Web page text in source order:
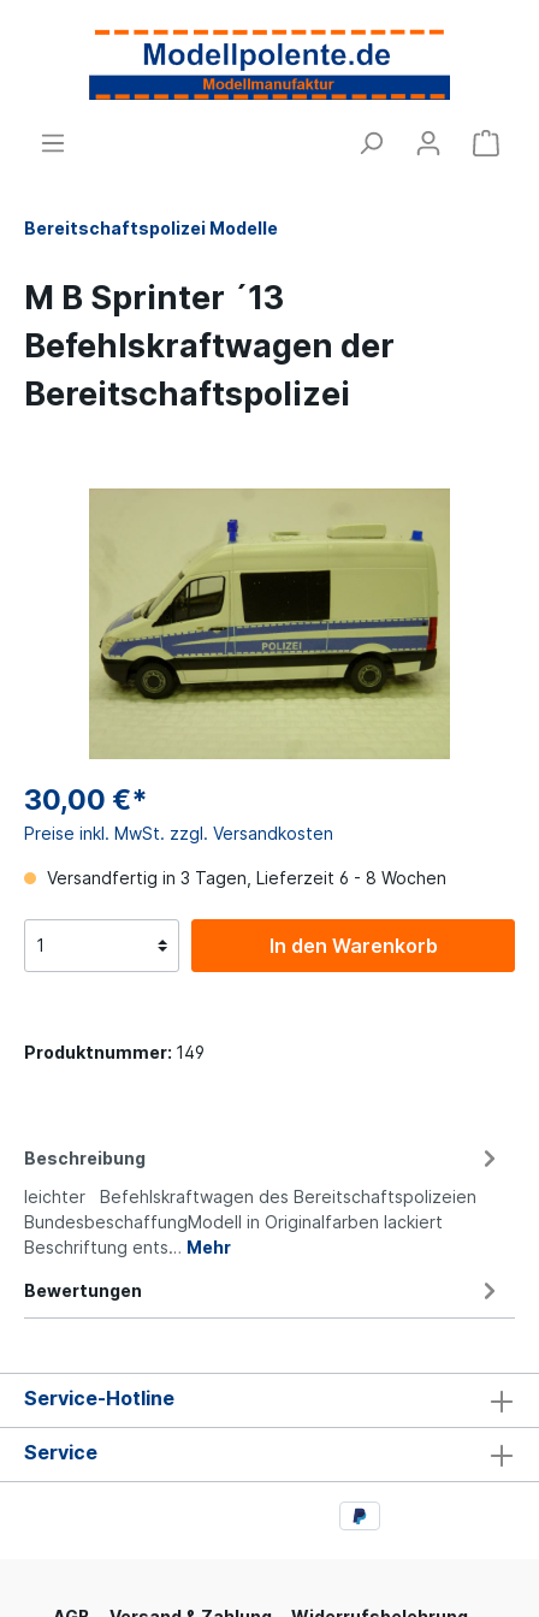
Bereitschaftspolizei Modelle
M B Sprinter ´13
Befehlskraftwagen der
Bereitschaftspolizei
30,00 €*
Preise inkl. MwSt. zzgl. Versandkosten
Versandfertig in 3 Tagen, Lieferzeit 6 - 8 Wochen
In den Warenkorb
Produktnummer: 149
Beschreibung
leichter Befehlskraftwagen des Bereitschaftspolizeien
BundesbeschaffungModell in Originalfarben lackiert
Beschriftung ents… Mehr
Bewertungen
Service-Hotline
Service